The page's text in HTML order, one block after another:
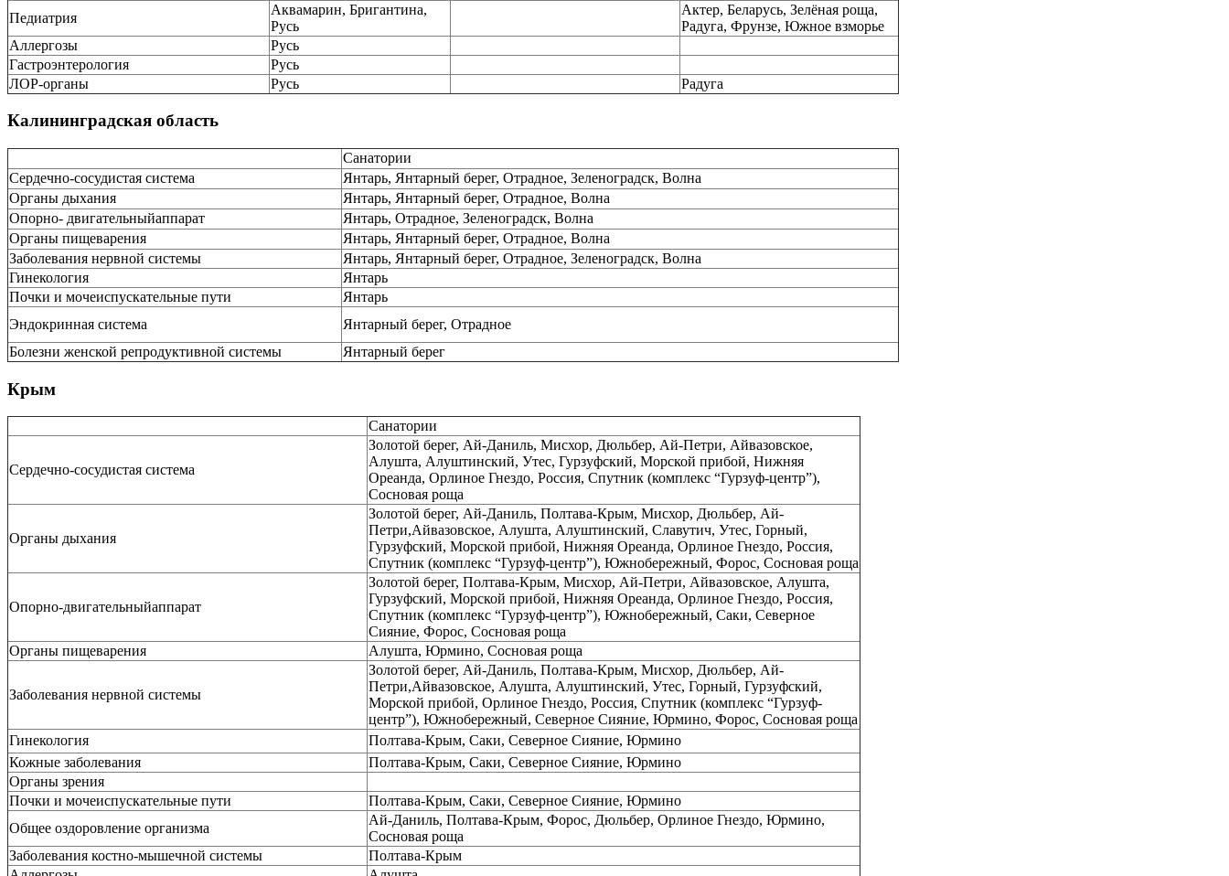
Педиатрия
Аквамарин, Бригантина,
Русь
Актер, Беларусь, Зелёная роща,
Радуга, Фрунзе, Южное взморье
Аллергозы
Русь
Гастроэнтерология
Русь
ЛОР-органы
Русь Радуга
Калининградская область
Санатории
Сердечно-сосудистая система
Янтарь, Янтарный берег, Отрадное, Зеленоградск, Волна
Органы дыхания
Янтарь, Янтарный берег, Отрадное, Волна
Опорно- двигательныйаппарат
Янтарь, Отрадное, Зеленоградск, Волна
Органы пищеварения
Янтарь, Янтарный берег, Отрадное, Волна
Заболевания нервной системы
Янтарь, Янтарный берег, Отрадное, Зеленоградск, Волна
Гинекология
Янтарь
Почки и мочеиспускательные пути
Янтарь
Эндокринная система
Янтарный берег, Отрадное
Болезни женской репродуктивной системы
Янтарный берег
Крым
Санатории
Сердечно-сосудистая система
Золотой берег, Ай-Даниль, Мисхор, Дюльбер, Ай-Петри, Айвазовское,
Алушта, Алуштинский, Утес, Гурзуфский, Морской прибой, Нижняя
Ореанда, Орлиное Гнездо, Россия, Спутник (комплекс “Гурзуф-центр”),
Сосновая роща
Органы дыхания
Золотой берег, Ай-Даниль, Полтава-Крым, Мисхор, Дюльбер, Ай-
Петри,Айвазовское, Алушта, Алуштинский, Славутич, Утес, Горный,
Гурзуфский, Морской прибой, Нижняя Ореанда, Орлиное Гнездо, Россия,
Спутник (комплекс “Гурзуф-центр”), Южнобережный, Форос, Сосновая роща
Опорно-двигательныйаппарат
Золотой берег, Полтава-Крым, Мисхор, Ай-Петри, Айвазовское, Алушта,
Гурзуфский, Морской прибой, Нижняя Ореанда, Орлиное Гнездо, Россия,
Спутник (комплекс “Гурзуф-центр”), Южнобережный, Саки, Северное
Сияние, Форос, Сосновая роща
Органы пищеварения
Алушта, Юрмино, Сосновая роща
Заболевания нервной системы
Золотой берег, Ай-Даниль, Полтава-Крым, Мисхор, Дюльбер, Ай-
Петри,Айвазовское, Алушта, Алуштинский, Утес, Горный, Гурзуфский,
Морской прибой, Орлиное Гнездо, Россия, Спутник (комплекс “Гурзуф-
центр”), Южнобережный, Северное Сияние, Юрмино, Форос, Сосновая роща
Гинекология
Полтава-Крым, Саки, Северное Сияние, Юрмино
Кожные заболевания
Полтава-Крым, Саки, Северное Сияние, Юрмино
Органы зрения
Почки и мочеиспускательные пути
Полтава-Крым, Саки, Северное Сияние, Юрмино
Общее оздоровление организма
Ай-Даниль, Полтава-Крым, Форос, Дюльбер, Орлиное Гнездо, Юрмино,
Сосновая роща
Заболевания костно-мышечной системы
Полтава-Крым